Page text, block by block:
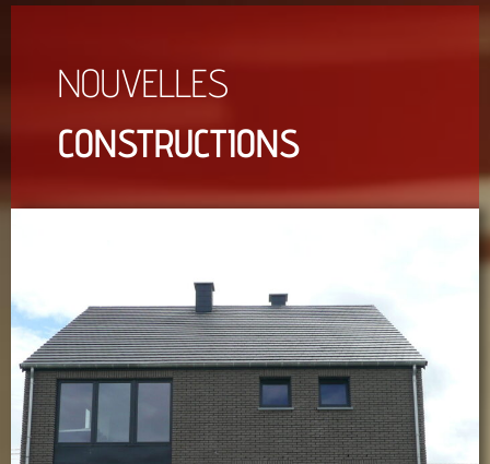
NOUVELLES
CONSTRUCTIONS